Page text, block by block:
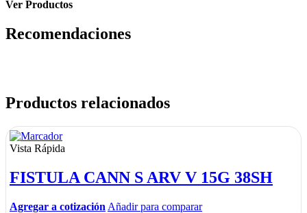
Ver Productos
Recomendaciones
Productos relacionados
Vista Rápida
FISTULA CANN S ARV V 15G 38SH
Agregar a cotización Añadir para comparar